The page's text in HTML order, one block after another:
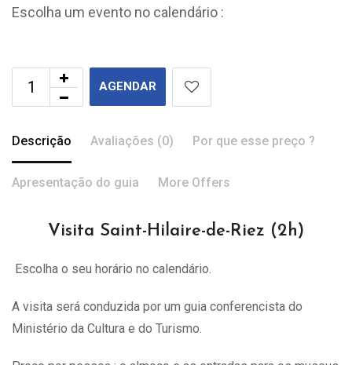
Escolha um evento no calendário :
AGENDAR
Descrição Avaliações (0) Por que esse preço ?
Apresentação do guia More Offers
Visita Saint-Hilaire-de-Riez (2h)
Escolha o seu horário no calendário.
A visita será conduzida por um guia conferencista do
Ministério da Cultura e do Turismo.